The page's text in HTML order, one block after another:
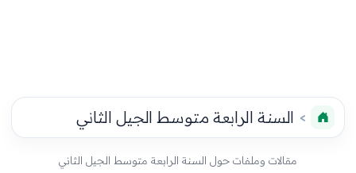
السنة الرابعة متوسط الجيل الثاني
مقالات وملفات حول السنة الرابعة متوسط الجيل الثاني